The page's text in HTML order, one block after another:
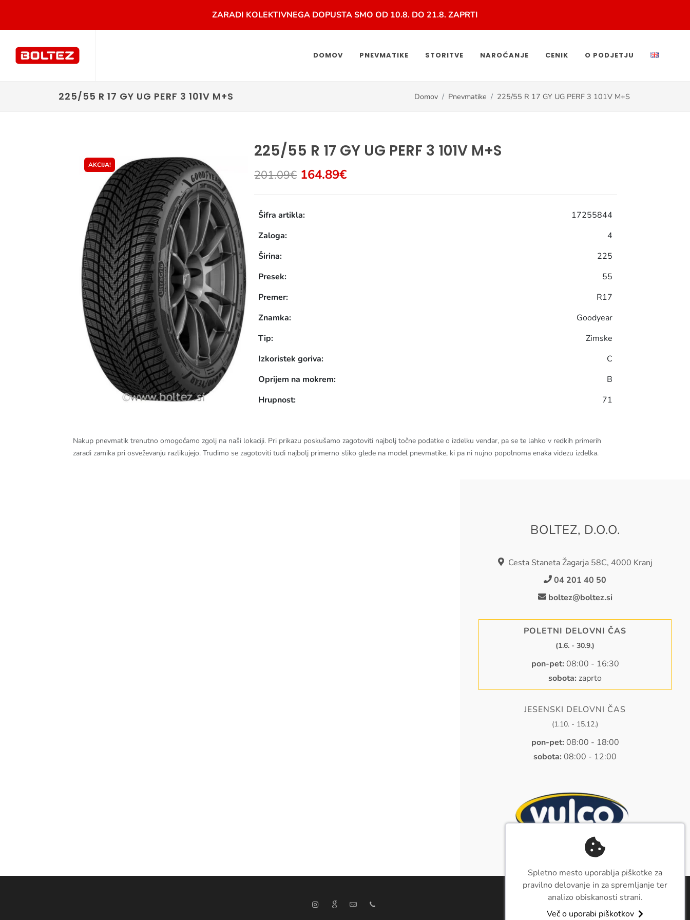
ZARADI KOLEKTIVNEGA DOPUSTA SMO OD 10.8. DO 21.8. ZAPRTI
DOMOV PNEVMATIKE STORITVE NAROČANJE CENIK O PODJETJU
225/55 R 17 GY UG PERF 3 101V M+S Domov Pnevmatike 225/55 R 17 GY UG PERF 3 101V M+S
AKCIJA!
225/55 R 17 GY UG PERF 3 101V M+S
201.09€ 164.89€
Šifra artikla:
17255844
Zaloga:
4
Širina:
225
Presek:
55
Premer:
R17
Znamka:
Goodyear
Tip:
Zimske
Izkoristek goriva:
C
Oprijem na mokrem:
B
Hrupnost:
71
Nakup pnevmatik trenutno omogočamo zgolj na naši lokaciji. Pri prikazu poskušamo zagotoviti najbolj točne podatke o izdelku vendar, pa se te lahko v redkih primerih
zaradi zamika pri osveževanju razlikujejo. Trudimo se zagotoviti tudi najbolj primerno sliko glede na model pnevmatike, ki pa ni nujno popolnoma enaka videzu izdelka.
BOLTEZ, D.O.O.
Cesta Staneta Žagarja 58C, 4000 Kranj
04 201 40 50
boltez@boltez.si
POLETNI DELOVNI ČAS
(1.6. - 30.9.)
pon-pet: 08:00 - 16:30
sobota: zaprto
JESENSKI DELOVNI ČAS
(1.10. - 15.12.)
pon-pet: 08:00 - 18:00
sobota: 08:00 - 12:00
Spletno mesto uporablja piškotke za
pravilno delovanje in za spremljanje ter
analizo obiskanosti strani.
Več o uporabi piškotkov